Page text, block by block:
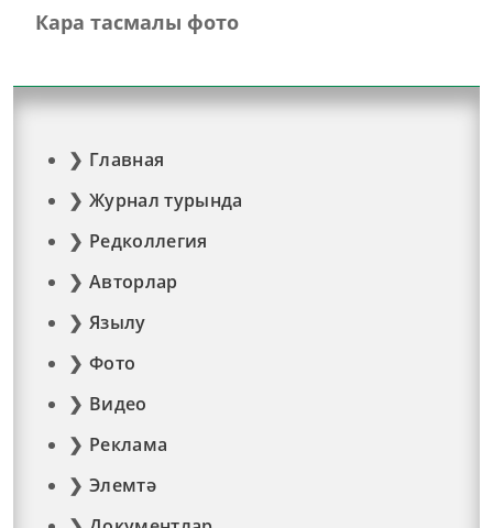
Кара тасмалы фото
Главная
Журнал турында
Редколлегия
Авторлар
Язылу
Фото
Видео
Реклама
Элемтә